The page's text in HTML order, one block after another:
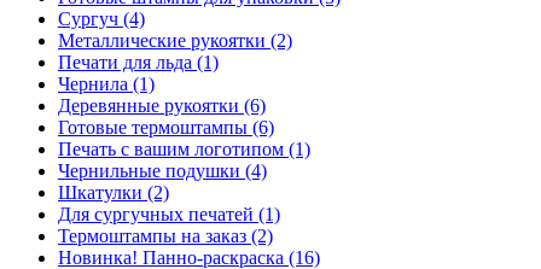
Сургуч (4)
Металлические рукоятки (2)
Печати для льда (1)
Чернила (1)
Деревянные рукоятки (6)
Готовые термоштампы (6)
Печать с вашим логотипом (1)
Чернильные подушки (4)
Шкатулки (2)
Для сургучных печатей (1)
Термоштампы на заказ (2)
Новинка! Панно-раскраска (16)